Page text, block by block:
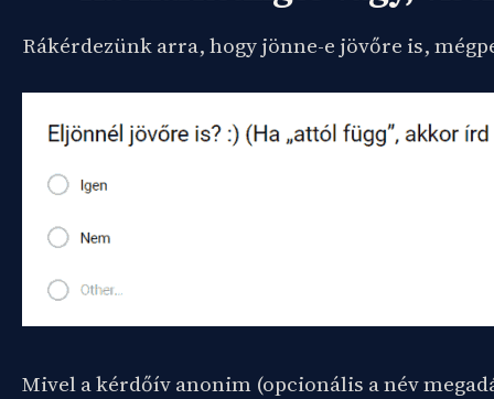
Rákérdezünk arra, hogy jönne-e jövőre is,
Mivel a kérdőív anonim (opcionális a név